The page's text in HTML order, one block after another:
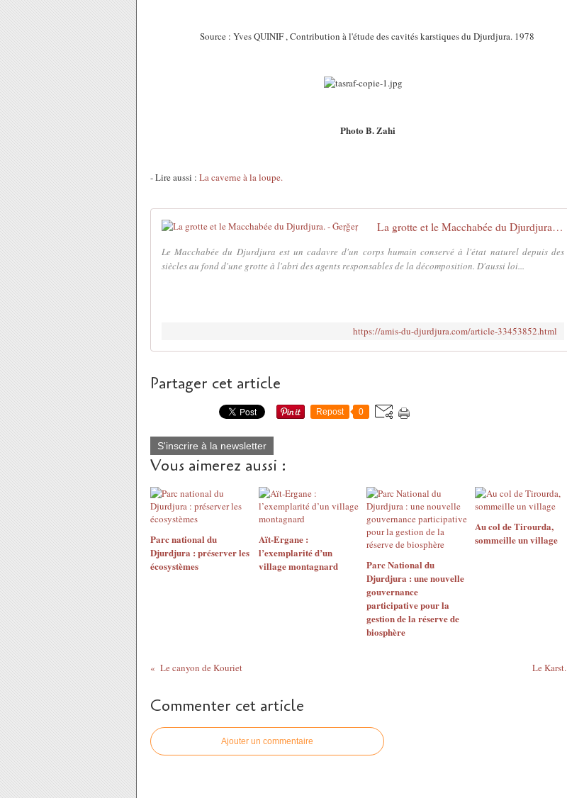
Source : Yves QUINIF , Contribution à l'étude des cavités karstiques du Djurdjura. 1978
Photo B. Zahi
- Lire aussi : La caverne à la loupe.
La grotte et le Macchabée du Djurdjura. - Ǧeṛǧeṛ
Le Macchabée du Djurdjura est un cadavre d'un corps humain conservé à l'état naturel depuis des
siècles au fond d'une grotte à l'abri des agents responsables de la décomposition. D'aussi loi...
https://amis-du-djurdjura.com/article-33453852.html
Partager cet article
Repost 0
S'inscrire à la newsletter
Vous aimerez aussi :
Parc national du
Djurdjura : préserver les
écosystèmes
Aït-Ergane :
l’exemplarité d’un
village montagnard
Parc National du
Djurdjura : une nouvelle
gouvernance
participative pour la
gestion de la réserve de
biosphère
Au col de Tirourda,
sommeille un village
Le canyon de Kouriet Le Karst.
Commenter cet article
Ajouter un commentaire